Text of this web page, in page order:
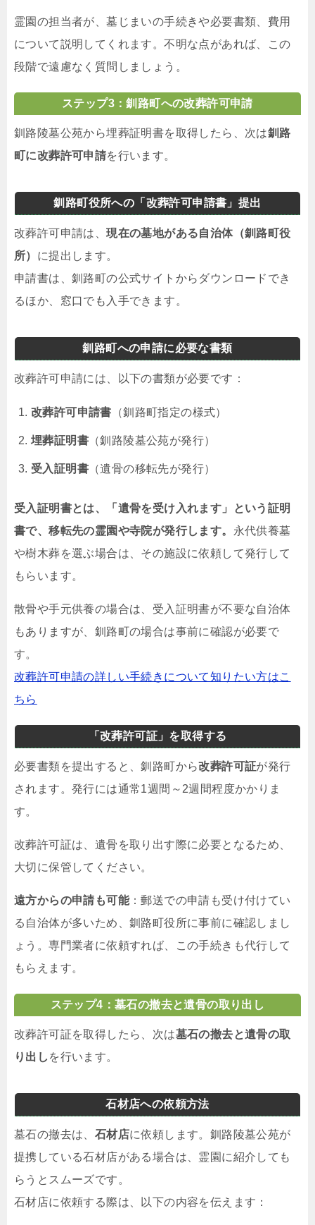
霊園の担当者が、墓じまいの手続きや必要書類、費用
について説明してくれます。不明な点があれば、この
段階で遠慮なく質問しましょう。
ステップ3：釧路町への改葬許可申請
釧路陵墓公苑から埋葬証明書を取得したら、次は釧路
町に改葬許可申請を行います。
釧路町役所への「改葬許可申請書」提出
改葬許可申請は、現在の墓地がある自治体（釧路町役
所） に提出します。
申請書は、釧路町の公式サイトからダウンロードでき
るほか、窓口でも入手できます。
釧路町への申請に必要な書類
改葬許可申請には、以下の書類が必要です：
改葬許可申請書 （釧路町指定の様式）
埋葬証明書 （釧路陵墓公苑が発行）
受入証明書 （遺骨の移転先が発行）
受入証明書とは、「遺骨を受け入れます」という証明
書で、移転先の霊園や寺院が発行します。 永代供養墓
や樹木葬を選ぶ場合は、その施設に依頼して発行して
もらいます。
散骨や手元供養の場合は、受入証明書が不要な自治体
もありますが、釧路町の場合は事前に確認が必要で
す。
改葬許可申請の詳しい手続きについて知りたい方はこ
ちら
「改葬許可証」を取得する
必要書類を提出すると、釧路町から改葬許可証が発行
されます。発行には通常1週間～2週間程度かかりま
す。
改葬許可証は、遺骨を取り出す際に必要となるため、
大切に保管してください。
遠方からの申請も可能：郵送での申請も受け付けてい
る自治体が多いため、釧路町役所に事前に確認しまし
ょう。専門業者に依頼すれば、この手続きも代行して
もらえます。
ステップ4：墓石の撤去と遺骨の取り出し
改葬許可証を取得したら、次は墓石の撤去と遺骨の取
り出し を行います。
石材店への依頼方法
墓石の撤去は、 石材店に依頼します。釧路陵墓公苑が
提携している石材店がある場合は、霊園に紹介しても
らうとスムーズです。
石材店に依頼する際は、以下の内容を伝えます：